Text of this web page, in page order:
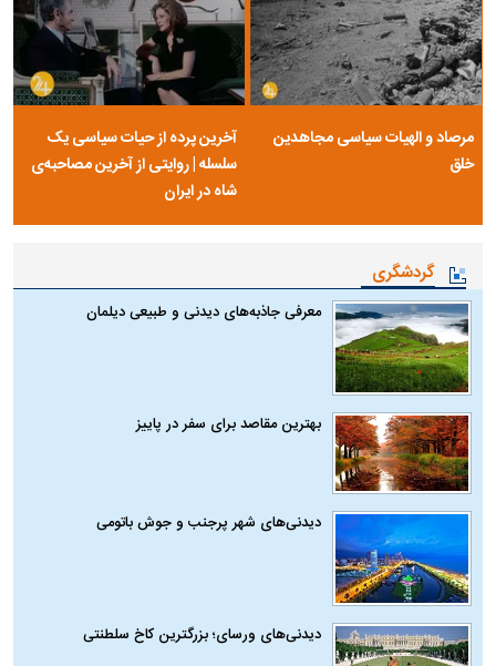
مرصاد و الهیات سیاسی مجاهدین
خلق
آخرین پرده از حیات سیاسی یک
سلسله | روایتی از آخرین مصاحبه‌ی
شاه در ایران
گردشگری
معرفی جاذبه‌های دیدنی و طبیعی دیلمان
بهترین مقاصد برای سفر در پاییز
دیدنی‌های شهر پرجنب و جوش باتومی
دیدنی‌های ورسای؛ بزرگترین کاخ سلطنتی